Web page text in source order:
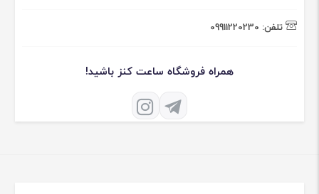
تلفن: 09911220230
همراه فروشگاه ساعت کنز باشید!